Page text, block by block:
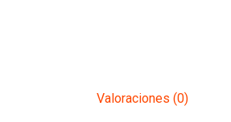
Valoraciones (0)